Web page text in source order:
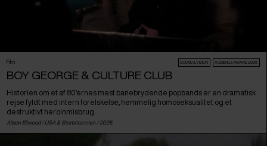
Film SOUND & VISION AUDIENCE AWARD 2026
BOY GEORGE & CULTURE CLUB
Historien om et af 80’ernes mest banebrydende popbands er en dramatisk
rejse fyldt med intern forelskelse, hemmelig homoseksualitet og et
destruktivt heroinmisbrug.
Alison Ellwood / USA & Storbritannien / 2025